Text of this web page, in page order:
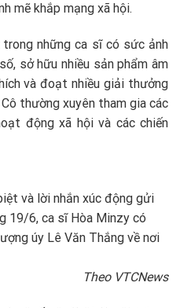
mẽ khắp mạng xã hội.
những ca sĩ có sức ảnh
sở hữu nhiều sản phẩm âm
và đoạt nhiều giải thưởng
thường xuyên tham gia các
động xã hội và các chiến
và lời nhắn xúc động gửi
19/6, ca sĩ Hòa Minzy có
úy Lê Văn Thắng về nơi
Theo VTCNews